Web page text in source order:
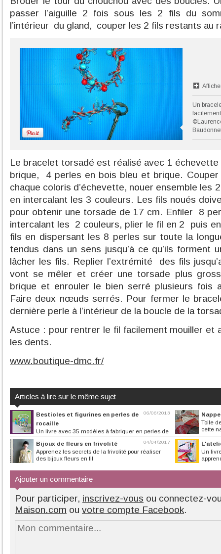
passer l’aiguille 2 fois sous les 2 fils du
l’intérieur du gland, couper les 2 fils restants au
Un
facilement
Le bracelet torsadé est réalisé avec 1
brique, 4 perles en bois bleu et brique.
chaque coloris d’échevette, nouer ensemble les
en intercalant les 3 couleurs. Les fils noués
pour obtenir une torsade de 17 cm. Enfiler
8
intercalant les
2 couleurs, plier le fil en 2
puis
fils en dispersant les 8 perles sur toute la
tendus dans un sens jusqu’à ce qu’ils forment
lâcher les fils. Replier l’extrémité
des fils
vont se mêler et créer une torsade plus
brique et enrouler le bien serré plusieurs fois
Faire deux nœuds serrés. Pour fermer le
dernière perle à l’intérieur de la boucle de la
Astuce : pour rentrer le fil facilement mouiller et
les dents.
www.boutique-dmc.fr/
Articles à lire sur le même sujet
06/06/2013
Bestioles et figurines en perles de
rocaille
Un livre avec 35 modèles à fabriquer en perles de
rocaille pour s’amuser
Toile
cette
04/04/2017
Bijoux de fleurs en frivolité
Apprenez les secrets de la frivolité pour réaliser
des bijoux fleurs en fil
Un
Ajouter un commentaire
Pour participer, inscrivez-vous ou connectez-
Maison.com ou votre compte Facebook.